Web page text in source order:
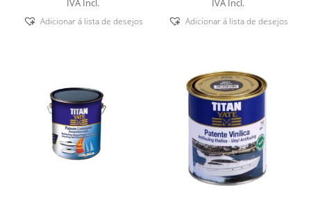
30,29 €
through
IVA Incl.
Adicionar á lista de desejos
47,82 €
through
IVA Incl.
Adicionar á lista de desejos